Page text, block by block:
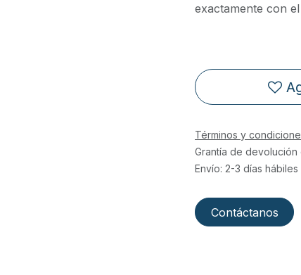
exactamente con
Términos y
Grantía de devolución
Envío: 2-3 días hábiles
Contáctanos